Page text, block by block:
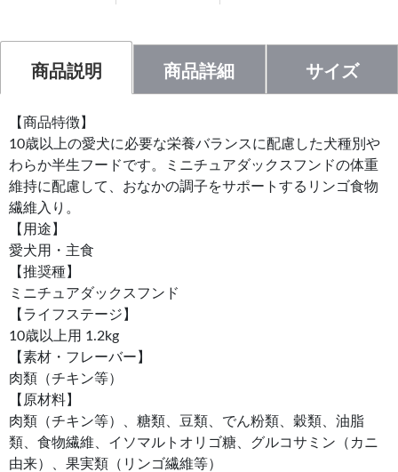
商品説明 商品詳細 サイズ
【商品特徴】
10歳以上の愛犬に必要な栄養バランスに配慮した犬種別や
わらか半生フードです。ミニチュアダックスフンドの体重
維持に配慮して、おなかの調子をサポートするリンゴ食物
繊維入り。
【用途】
愛犬用・主食
【推奨種】
ミニチュアダックスフンド
【ライフステージ】
10歳以上用 1.2kg
【素材・フレーバー】
肉類（チキン等）
【原材料】
肉類（チキン等）、糖類、豆類、でん粉類、穀類、油脂
類、食物繊維、イソマルトオリゴ糖、グルコサミン（カニ
由来）、果実類（リンゴ繊維等）